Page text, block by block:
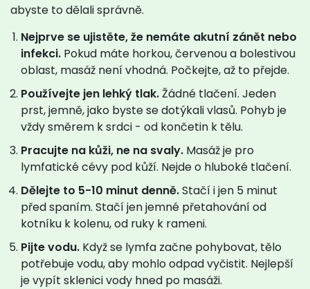
abyste to dělali správně.
Nejprve se ujistěte, že nemáte akutní zánět nebo
infekci. Pokud máte horkou, červenou a bolestivou
oblast, masáž není vhodná. Počkejte, až to přejde.
Používejte jen lehký tlak.Žádné tlačení. Jeden
prst, jemně, jako byste se dotýkali vlasů. Pohyb je
vždy směrem k srdci - od končetin k tělu.
Pracujte na kůži, ne na svaly. Masáž je pro
lymfatické cévy pod kůží. Nejde o hluboké tlačení.
Dělejte to 5-10 minut denně.Stačí i jen 5 minut
před spaním. Stačí jen jemné přetahování od
kotníku k kolenu, od ruky k rameni.
Pijte vodu. Když se lymfa začne pohybovat, tělo
potřebuje vodu, aby mohlo odpad vyčistit. Nejlepší
je vypít sklenici vody hned po masáži.